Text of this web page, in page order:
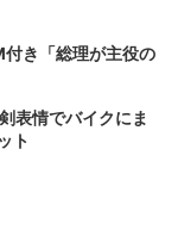
き「総理が主役の
表情でバイクにま
ト